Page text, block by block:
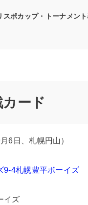
スポカップ・トーナメン
カード
日、札幌円山）
9-4札幌豊平ボーイズ
イズ